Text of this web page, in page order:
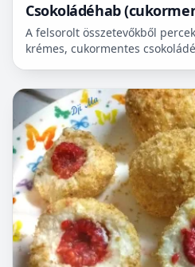
Csokoládéhab
A felsorolt összetevőkből
krémes, cukormentes